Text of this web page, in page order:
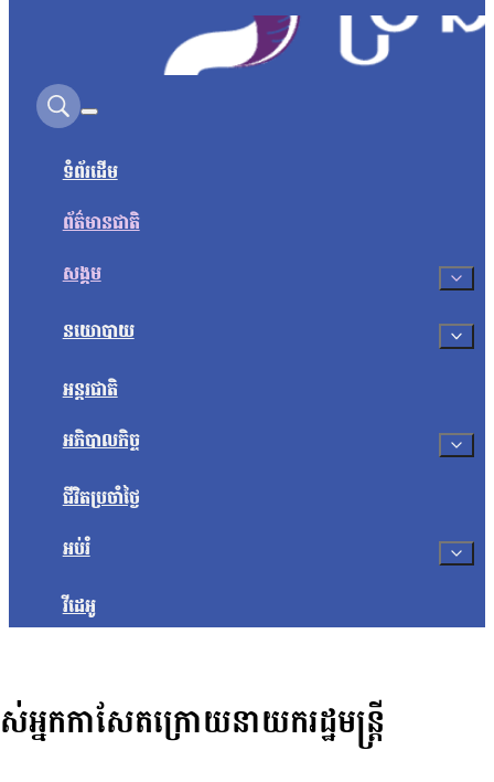
Search on this site
ទំព័រដើម
ព័ត៌មានជាតិ
សង្គម
នយោបាយ
អន្តរជាតិ
អភិបាលកិច្ច
ជីវិតប្រចាំថ្ងៃ
អប់រំ
វីដេអូ
នកកាសែតក្រោយនាយករដ្ឋមន្ត្រី